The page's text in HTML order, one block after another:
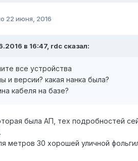
22 июня, 2016
в 16:47, rdc сказал:
все устройства
и версии? какая нанка была?
кабеля на базе?
была АП, тех подробностей
метров 30 хорошей уличной